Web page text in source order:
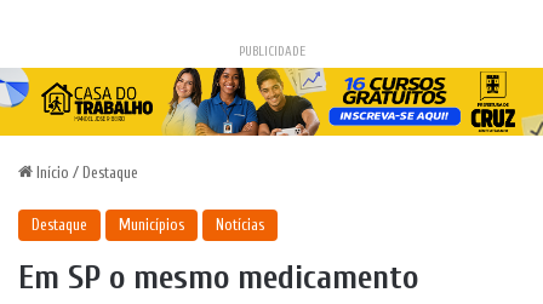
PUBLICIDADE
Início / Destaque
Destaque Municípios Notícias
Em SP o mesmo medicamento